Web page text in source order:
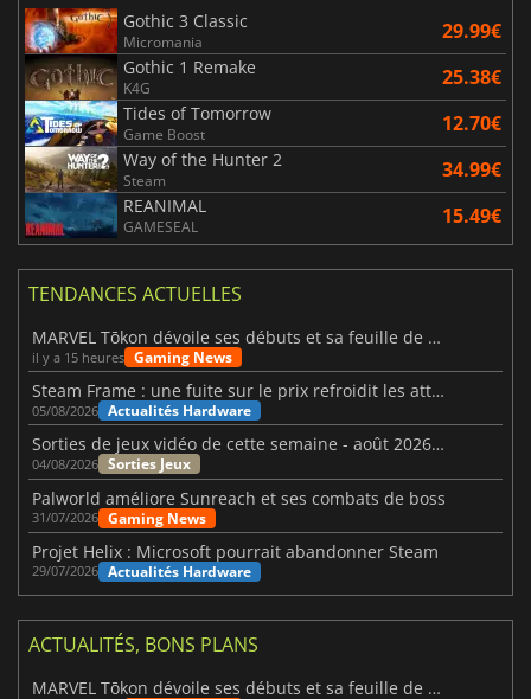
Gothic 3 Classic
Micromania 29.99€
Gothic 1 Remake
K4G 25.38€
Tides of Tomorrow
Game Boost 12.70€
Way of the Hunter 2
Steam 34.99€
REANIMAL
GAMESEAL 15.49€
TENDANCES ACTUELLES
MARVEL Tōkon dévoile ses débuts et sa feuille de route
il y a 15 heures Gaming News
Steam Frame : une fuite sur le prix refroidit les attentes VR
05/08/2026 Actualités Hardware
Sorties de jeux vidéo de cette semaine - août 2026 (semaine 32)
04/08/2026 Sorties Jeux
Palworld améliore Sunreach et ses combats de boss
31/07/2026 Gaming News
Projet Helix : Microsoft pourrait abandonner Steam
29/07/2026 Actualités Hardware
ACTUALITÉS, BONS PLANS
MARVEL Tōkon dévoile ses débuts et sa feuille de route